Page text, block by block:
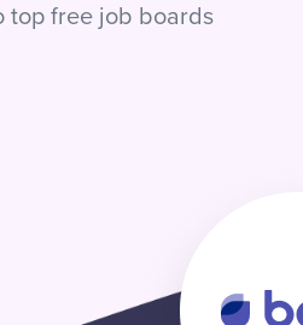
top free job boards